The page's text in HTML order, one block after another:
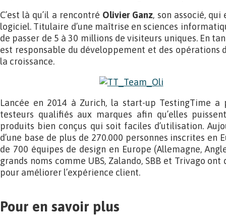
C’est là qu’il a rencontré Olivier Ganz, son associé,
logiciel. Titulaire d’une maîtrise en sciences
de passer de 5 à 30 millions de visiteurs uniques. En
est responsable du développement et des opérations
la croissance.
Lancée en 2014 à Zurich, la start-up TestingTime
testeurs qualifiés aux marques afin qu’elles
produits bien conçus qui soit faciles d’utilisation.
d’une base de plus de 270.000 personnes inscrites en
de 700 équipes de design en Europe (Allemagne,
grands noms comme UBS, Zalando, SBB et Trivago
pour améliorer l’expérience client.
Pour en savoir plus